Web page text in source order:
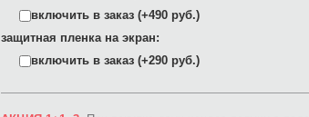
включить в заказ (+490 руб.)
защитная пленка на экран:
включить в заказ (+290 руб.)